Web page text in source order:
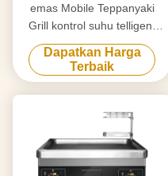
emas Mobile Teppanyaki
Grill kontrol suhu telligent
dan tepat pergerakan bebas
papan kelas makanan
Hibachi Grill Table
Dapatkan Harga
Terbaik